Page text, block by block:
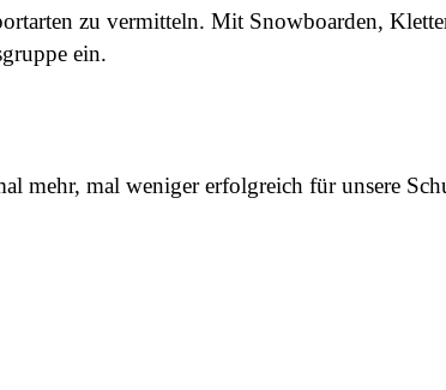
zu vermitteln. Mit Snowboarden,
ein.
mehr, mal weniger erfolgreich für unsere